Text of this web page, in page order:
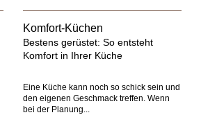
Komfort-Küchen
Bestens gerüstet: So entsteht
Komfort in Ihrer Küche
Eine Küche kann noch so schick sein und
den eigenen Geschmack treffen. Wenn
bei der Planung...